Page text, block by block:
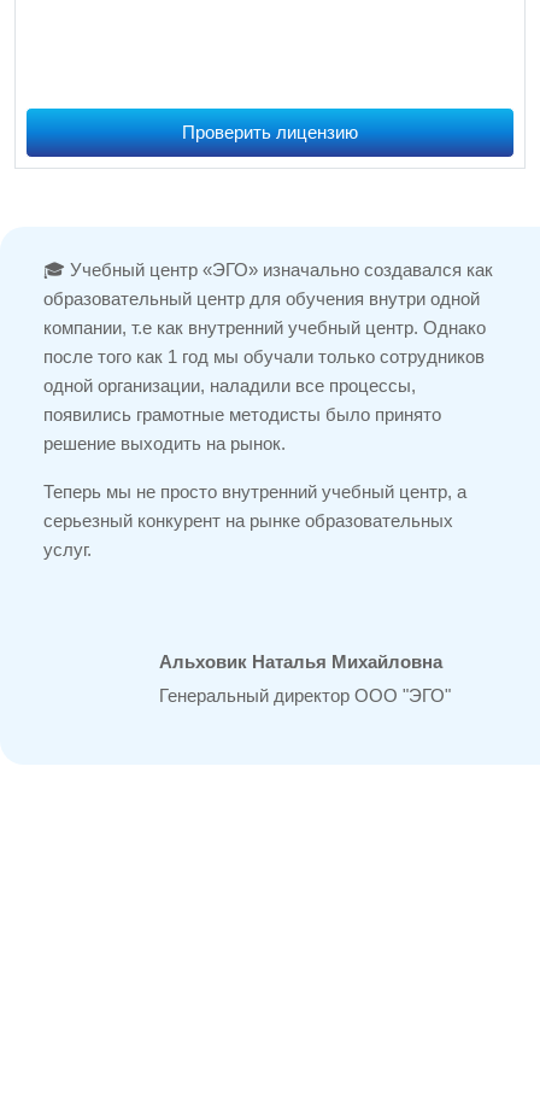
Проверить лицензию
🎓 Учебный центр «ЭГО» изначально создавался как
образовательный центр для обучения внутри одной
компании, т.е как внутренний учебный центр. Однако
после того как 1 год мы обучали только сотрудников
одной организации, наладили все процессы,
появились грамотные методисты было принято
решение выходить на рынок.
Теперь мы не просто внутренний учебный центр, а
серьезный конкурент на рынке образовательных
услуг.
Альховик Наталья Михайловна
Генеральный директор ООО "ЭГО"